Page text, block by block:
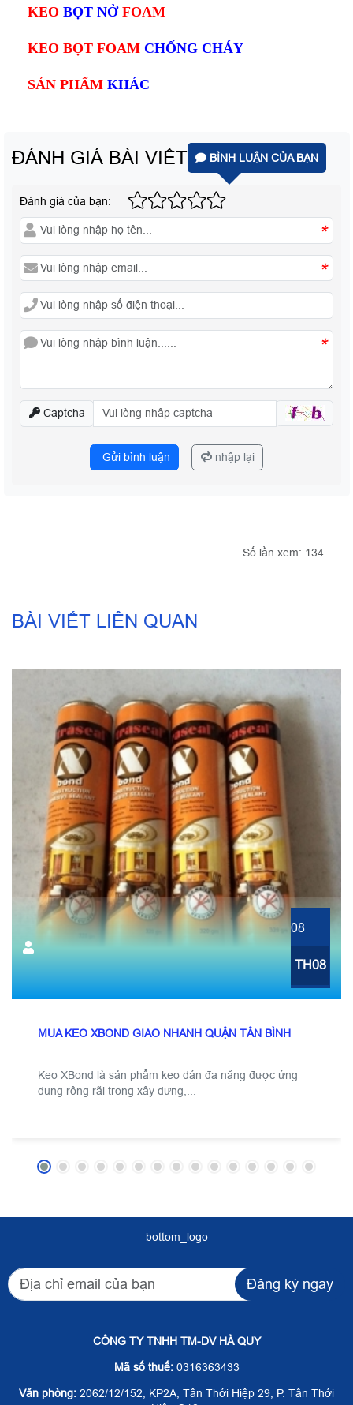
KEO BỌT NỞ FOAM
KEO BỌT FOAM CHỐNG CHÁY
SẢN PHẨM KHÁC
ĐÁNH GIÁ BÀI VIẾT BÌNH LUẬN CỦA BẠN
Đánh giá của bạn:
*
*
*
Captcha
Gửi bình luận nhập lại
Số lần xem: 134
BÀI VIẾT LIÊN QUAN
08
TH08
MUA KEO XBOND GIAO NHANH QUẬN TÂN BÌNH
Keo XBond là sản phẩm keo dán đa năng được ứng
dụng rộng rãi trong xây dựng,...
bottom_logo
Đăng ký ngay
CÔNG TY TNHH TM-DV HÀ QUY
Mã số thuế:0316363433
Văn phòng: 2062/12/152, KP2A, Tân Thới Hiệp 29, P. Tân Thới